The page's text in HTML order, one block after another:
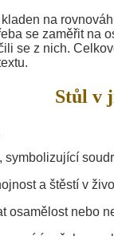
na
se zaměřit na
se z nich.
Stůl v
a štěstí v
osamělost nebo